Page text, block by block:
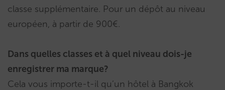
classe supplémentaire. Pour un dépôt au niveau
européen, à partir de 900€.
Dans quelles classes et à quel niveau dois-je
enregistrer ma marque?
Cela vous importe-t-il qu’un hôtel à Bangkok